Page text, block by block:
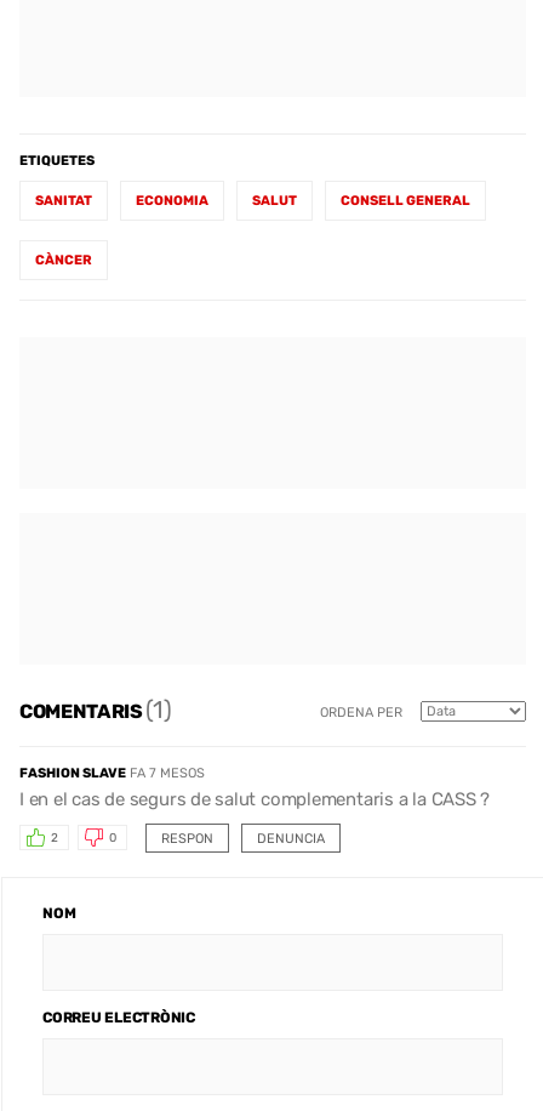
ETIQUETES
SANITAT ECONOMIA SALUT CONSELL GENERAL
CÀNCER
COMENTARIS(1) ORDENA PER
FASHION SLAVE FA 7 MESOS
I en el cas de segurs de salut complementaris a la CASS ?
RESPON
2 0 DENUNCIA
NOM
CORREU ELECTRÒNIC